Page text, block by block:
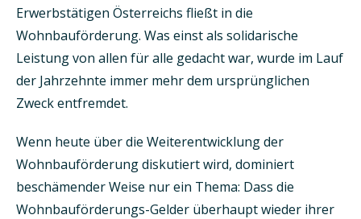
Erwerbstätigen Österreichs fließt in die
Wohnbauförderung. Was einst als solidarische
Leistung von allen für alle gedacht war, wurde im Lauf
der Jahrzehnte immer mehr dem ursprünglichen
Zweck entfremdet.
Wenn heute über die Weiterentwicklung der
Wohnbauförderung diskutiert wird, dominiert
beschämender Weise nur ein Thema: Dass die
Wohnbauförderungs-Gelder überhaupt wieder ihrer